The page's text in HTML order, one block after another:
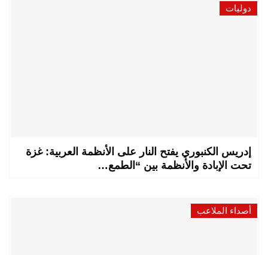
دوليات
إدريس الكنبوري يفتح النار على الأنظمة العربية: غزة
تحت الإبادة والأنظمة بين “الطمع…
أصداء الملاعب